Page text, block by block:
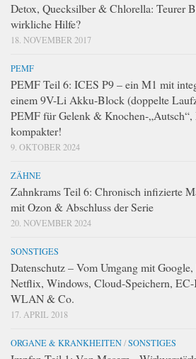
Detox, Quecksilber & Chlorella: Teurer
wirkliche Hilfe?
18. NOVEMBER 2017
PEMF
PEMF Teil 6: ICES P9 – ein M1 mit
einem 9V-Li Akku-Block (doppelte
PEMF für Gelenk & Knochen-
kompakter!
9. OKTOBER 2024
ZÄHNE
Zahnkrams Teil 6: Chronisch infizierte
mit Ozon & Abschluss der Serie
20. NOVEMBER 2024
SONSTIGES
Datenschutz – Vom Umgang mit
Netflix, Windows, Cloud-Speichern,
WLAN & Co.
17. APRIL 2018
ORGANE & KRANKHEITEN/SONSTIGES